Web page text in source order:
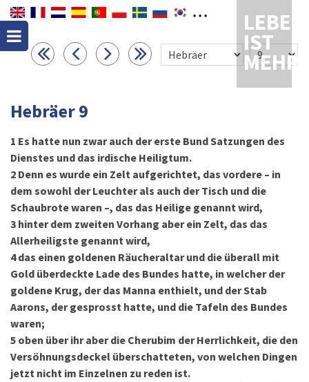
LEBEN
IST
MEHR
Hebräer 9
1 Es hatte nun zwar auch der erste Bund Satzungen des
Dienstes und das irdische Heiligtum.
2 Denn es wurde ein Zelt aufgerichtet, das vordere – in
dem sowohl der Leuchter als auch der Tisch und die
Schaubrote waren –, das das Heilige genannt wird,
3 hinter dem zweiten Vorhang aber ein Zelt, das das
Allerheiligste genannt wird,
4 das einen goldenen Räucheraltar und die überall mit
Gold überdeckte Lade des Bundes hatte, in welcher der
goldene Krug, der das Manna enthielt, und der Stab
Aarons, der gesprosst hatte, und die Tafeln des Bundes
waren;
5 oben über ihr aber die Cherubim der Herrlichkeit, die den
Versöhnungsdeckel überschatteten, von welchen Dingen
jetzt nicht im Einzelnen zu reden ist.